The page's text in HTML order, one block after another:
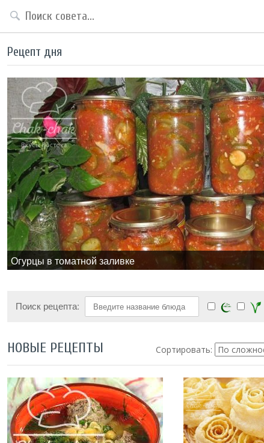
Рецепт дня
Огурцы в томатной заливке
Поиск рецепта:
НОВЫЕ РЕЦЕПТЫ Сортировать: